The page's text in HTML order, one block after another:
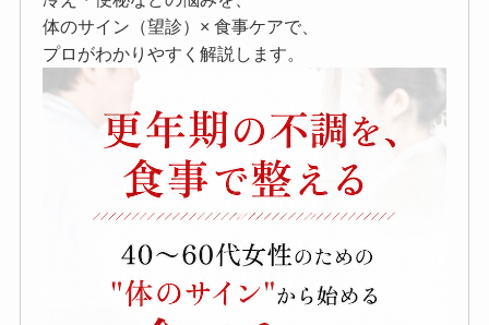
体のサイン（望診）× 食事ケアで、
プロがわかりやすく解説します。